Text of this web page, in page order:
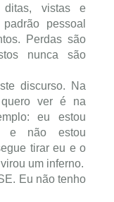
ditas, vistas e
pessoal
Perdas são
nunca são
discurso. Na
ver é na
eu estou
e não estou
tirar eu e o
um inferno.
Eu não tenho